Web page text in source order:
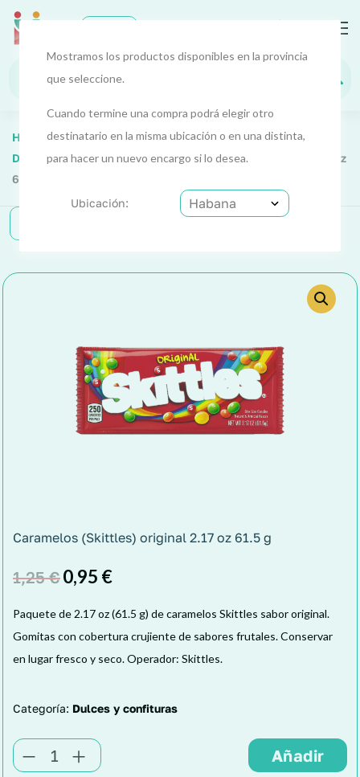
Mostramos los productos disponibles en la provincia
que seleccione.
Cuando termine una compra podrá elegir otro
destinatario en la misma ubicación o en una distinta,
para hacer un nuevo encargo si lo desea.
Ubicación:
Home Alimentos Y Bebidas
Alimentos 3
Dulces Y Confituras
Caramelos (Skittles) Original 2.17 Oz
61.5 G
Caramelos (Skittles) original 2.17 oz 61.5 g
1,25€0,95 €
Paquete de 2.17 oz (61.5 g) de caramelos Skittles sabor original.
Gomitas con cobertura crujiente de sabores frutales. Conservar
en lugar fresco y seco. Operador: Skittles.
Categoría: Dulces y confituras